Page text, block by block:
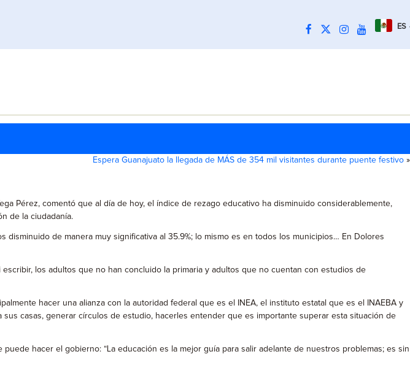
ES
Espera Guanajuato la llegada de MÁS de 354 mil visitantes durante puente festivo »
Pérez, comentó que al día de hoy, el índice de rezago educativo ha disminuido considerablemente,
de la ciudadanía.
disminuido de manera muy significativa al 35.9%; lo mismo es en todos los municipios… En Dolores
los adultos que no han concluido la primaria y adultos que no cuentan con estudios de
hacer una alianza con la autoridad federal que es el INEA, el instituto estatal que es el INAEBA y
casas, generar círculos de estudio, hacerles entender que es importante superar esta situación de
hacer el gobierno: “La educación es la mejor guía para salir adelante de nuestros problemas; es sin